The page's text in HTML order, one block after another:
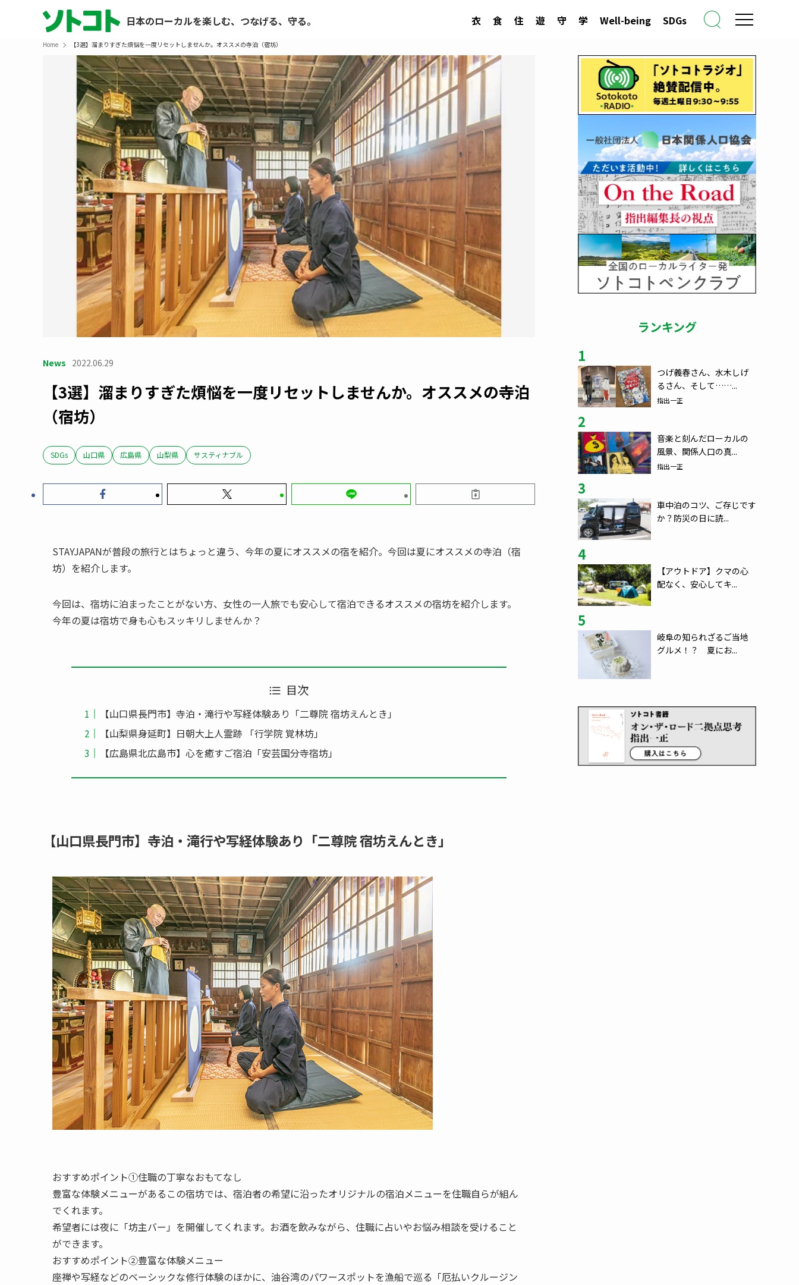
日本のローカルを楽しむ、つなげる、守る。 衣 食 住 遊 守 学 Well-being SDGs
Home 【3選】溜まりすぎた煩悩を一度リセットしませんか。オススメの寺泊（宿坊）
News 2022.06.29
【3選】溜まりすぎた煩悩を一度リセットしませんか。オススメの寺泊
（宿坊）
SDGs 山口県 広島県 山梨県 サスティナブル
STAYJAPANが普段の旅行とはちょっと違う、今年の夏にオススメの宿を紹介。今回は夏にオススメの寺泊（宿
坊）を紹介します。
今回は、宿坊に泊まったことがない方、女性の一人旅でも安心して宿泊できるオススメの宿坊を紹介します。
今年の夏は宿坊で身も心もスッキリしませんか？
目次
​【山口県長門市】寺泊・滝行や写経体験あり「二尊院 宿坊えんとき」​
【山梨県身延町】日朝大上人霊跡 「行学院 覚林坊」
【広島県北広島市】心を癒すご宿泊「安芸国分寺宿坊」
​【山口県長門市】寺泊・滝行や写経体験あり「二尊院 宿坊えんとき」​
おすすめポイント①住職の丁寧なおもてなし
豊富な体験メニューがあるこの宿坊では、宿泊者の希望に沿ったオリジナルの宿泊メニューを住職自らが組ん
でくれます。
希望者には夜に「坊主バー」を開催してくれます。お酒を飲みながら、住職に占いやお悩み相談を受けること
ができます。
おすすめポイント②豊富な体験メニュー
座禅や写経などのベーシックな修行体験のほかに、油谷湾のパワースポットを漁船で巡る「厄払いクルージン
ランキング
1
つげ義春さん、水木しげ
るさん、そして……...
指出一正
2
音楽と刻んだローカルの
風景、関係人口の真...
指出一正
3
車中泊のコツ、ご存じです
か？防災の日に読...
4
【アウトドア】クマの心
配なく、安心してキ...
5
岐阜の知られざるご当地
グルメ！？ 夏にお...